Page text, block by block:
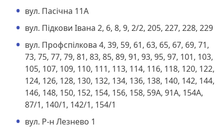
вул. Пасічна 11А
вул. Підкови Івана 2, 6, 8, 9, 2/2, 205, 227, 228, 229
вул. Профспілкова 4, 39, 59, 61, 63, 65, 67, 69, 71,
73, 75, 77, 79, 81, 83, 85, 89, 91, 93, 95, 97, 101, 103,
105, 107, 109, 110, 111, 113, 114, 116, 118, 120, 122,
124, 126, 128, 130, 132, 134, 136, 138, 140, 142, 144,
146, 148, 150, 152, 154, 156, 158, 59А, 91А, 154А,
87/1, 140/1, 142/1, 154/1
вул. Р-н Лезнево 1